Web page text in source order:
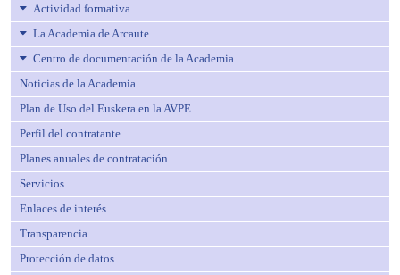
Actividad formativa
La Academia de Arcaute
Centro de documentación de la Academia
Noticias de la Academia
Plan de Uso del Euskera en la AVPE
Perfil del contratante
Planes anuales de contratación
Servicios
Enlaces de interés
Transparencia
Protección de datos